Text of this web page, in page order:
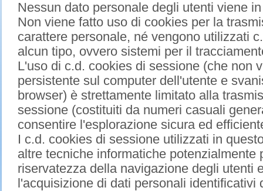
Nessun dato personale degli utenti viene
Non viene fatto uso di cookies per la
carattere personale, né vengono utilizzati
alcun tipo, ovvero sistemi per il
L'uso di c.d. cookies di sessione (che non
persistente sul computer dell'utente e
browser) è strettamente limitato alla
sessione (costituiti da numeri casuali
consentire l'esplorazione sicura ed
I c.d. cookies di sessione utilizzati in
altre tecniche informatiche potenzialmente
riservatezza della navigazione degli utenti
l'acquisizione di dati personali identificativi